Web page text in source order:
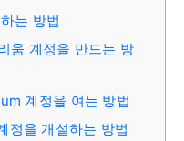
는 방법
움 계정을 만드는 방
계정을 여는 방법
정을 개설하는 방법